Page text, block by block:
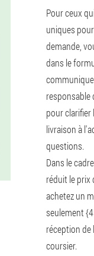
Pour ceux
uniques
demande,
dans le
responsable
pour clarifier
livraison à
questions.
Dans le
réduit le prix
achetez un
seulement
réception de
coursier.